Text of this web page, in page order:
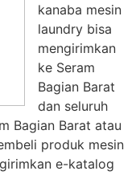
kanaba mesin
laundry bisa
mengirimkan
ke Seram
Bagian Barat
dan seluruh
Bagian Barat atau
produk mesin
e-katalog